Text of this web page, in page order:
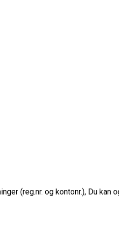
(reg.nr. og kontonr.), Du